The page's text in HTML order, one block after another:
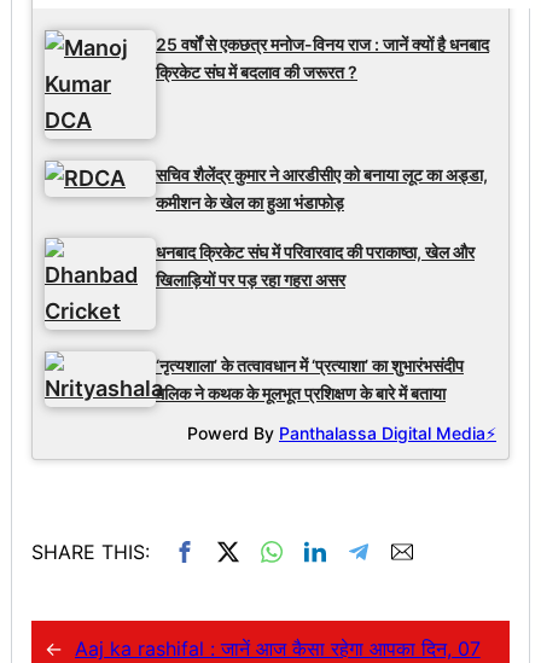
25 वर्षों से एकछत्र मनोज-विनय राज : जानें क्यों है धनबाद
क्रिकेट संघ में बदलाव की जरूरत ?
सचिव शैलेंद्र कुमार ने आरडीसीए को बनाया लूट का अड्डा,
कमीशन के खेल का हुआ भंडाफोड़
धनबाद क्रिकेट संघ में परिवारवाद की पराकाष्ठा, खेल और
खिलाड़ियों पर पड़ रहा गहरा असर
‘नृत्यशाला’ के तत्वावधान में ‘प्रत्याशा’ का शुभारंभसंदीप
मलिक ने कथक के मूलभूत प्रशिक्षण के बारे में बताया
Powerd By Panthalassa Digital Media⚡
SHARE THIS:
← Aaj ka rashifal : जानें आज कैसा रहेगा आपका दिन, 07